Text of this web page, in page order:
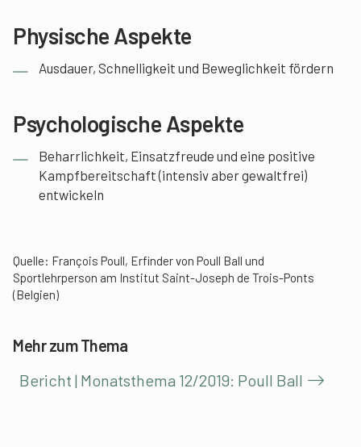
Physische Aspekte
Ausdauer, Schnelligkeit und Beweglichkeit fördern
Psychologische Aspekte
Beharrlichkeit, Einsatzfreude und eine positive
Kampfbereitschaft (intensiv aber gewaltfrei)
entwickeln
Quelle: François Poull, Erfinder von Poull Ball und
Sportlehrperson am Institut Saint-Joseph de Trois-Ponts
(Belgien)
Mehr zum Thema
Bericht | Monatsthema 12/2019: Poull Ball